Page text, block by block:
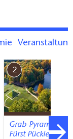
2
Grab-Pyramide
Fürst Pücklers